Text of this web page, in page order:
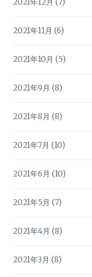
2021年11月 (6)
2021年10月 (5)
2021年9月 (8)
2021年8月 (8)
2021年7月 (10)
2021年6月 (10)
2021年5月 (7)
2021年4月 (8)
2021年3月 (8)